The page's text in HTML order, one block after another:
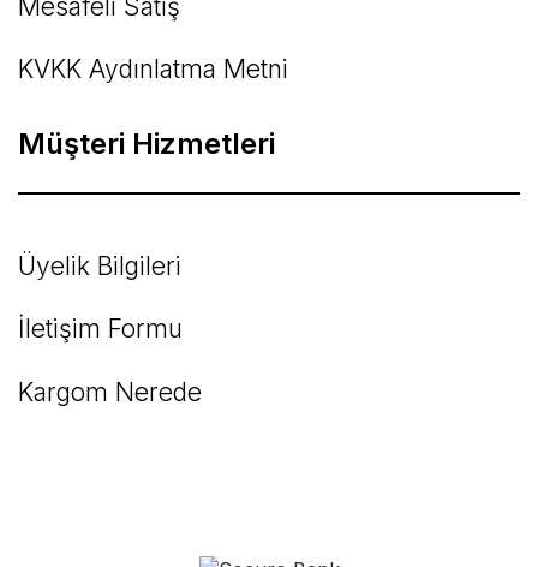
Mesafeli Satış
KVKK Aydınlatma Metni
Müşteri Hizmetleri
Üyelik Bilgileri
İletişim Formu
Kargom Nerede